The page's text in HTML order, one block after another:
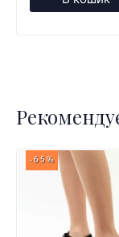
-65%